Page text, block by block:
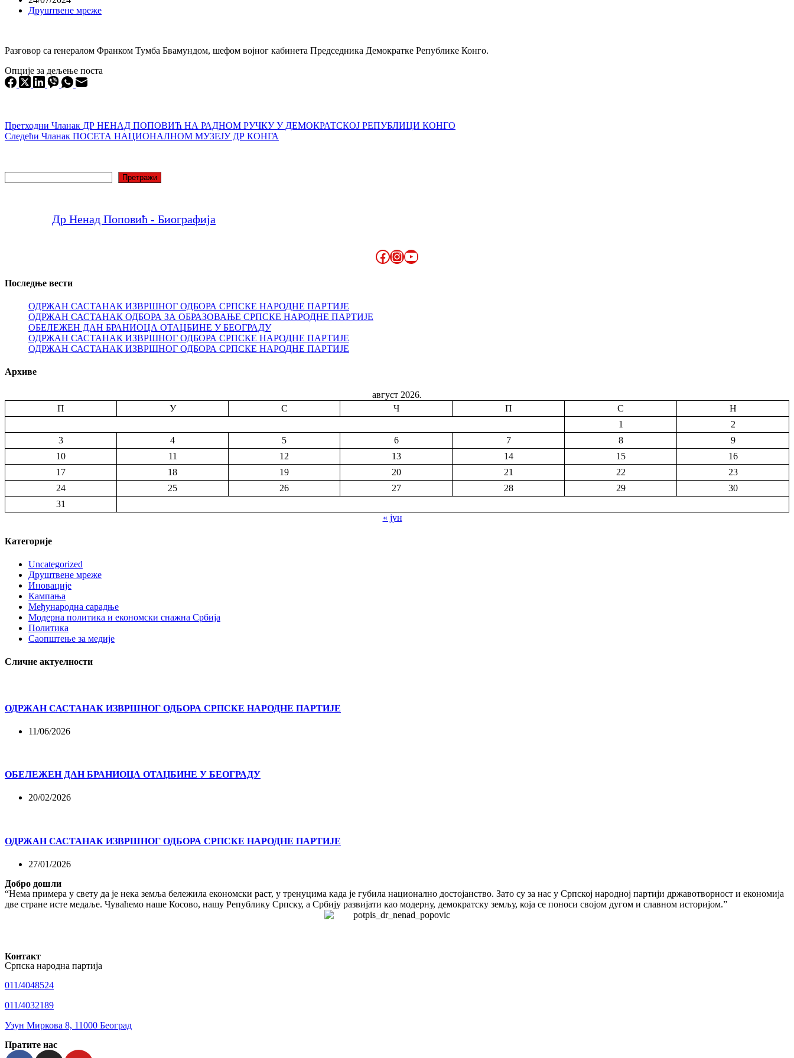
Друштвене мреже
Разговор ca reнералом Φpaнком Тумба Бвамундом, шефом војног кабинета Председника Демокpатке Републике Конго.
Опције за дељење поста
Претходни Чланак ДР НЕНАД ПОПОВИЋ НА РАДНОМ РУЧКУ У ДЕМОКРАТСКОЈ РЕПУБЛИЦИ КОНГО
Следећи Чланак ПОСЕТА НАЦИОНАЛНОМ МУЗЕЈУ ДР КОНГА
Претражи
Др Ненад Поповић - Биографија
Facebook
Instagram
YouTube
Последње вести
ОДРЖАН САСТАНАК ИЗВРШНОГ ОДБОРА СРПСКЕ НАРОДНЕ ПАРТИЈЕ
ОДРЖАН САСТАНАК ОДБОРА ЗА ОБРАЗОВАЊЕ СРПСКЕ НАРОДНЕ ПАРТИЈЕ
ОБЕЛЕЖЕН ДАН БРАНИОЦА ОТАЏБИНЕ У БЕОГРАДУ
ОДРЖАН САСТАНАК ИЗВРШНОГ ОДБОРА СРПСКЕ НАРОДНЕ ПАРТИЈЕ
ОДРЖАН САСТАНАК ИЗВРШНОГ ОДБОРА СРПСКЕ НАРОДНЕ ПАРТИЈЕ
Архиве
август 2026.
П
У С Ч П С
Н
1
2
3
4 5 6 7 8
9
10
11 12 13 14 15
16
17
18 19 20 21 22
23
24
25 26 27 28 29
30
31
« јун
Категорије
Uncategorized
Друштвене мреже
Иновације
Кампања
Међународна сарадње
Модерна политика и економски снажна Србија
Политика
Саопштење за медије
Сличне актуелности
ОДРЖАН САСТАНАК ИЗВРШНОГ ОДБОРА СРПСКЕ НАРОДНЕ ПАРТИЈЕ
11/06/2026
ОБЕЛЕЖЕН ДАН БРАНИОЦА ОТАЏБИНЕ У БЕОГРАДУ
20/02/2026
ОДРЖАН САСТАНАК ИЗВРШНОГ ОДБОРА СРПСКЕ НАРОДНЕ ПАРТИЈЕ
27/01/2026
Добро дошли
“Нема примера у свету да је нека земља бележила економски раст, у тренуцима када је губила национално достојанство. Зато су за нас у Српској народној партији државотворност и економија
две стране исте медаље. Чуваћемо наше Косово, нашу Републику Српску, а Србију развијати као модерну, демократску земљу, која се поноси својом дугом и славном историјом.”
Контакт
Српска народна партија
011/4048524
011/4032189
Узун Миркова 8, 11000 Београд
Пратите нас